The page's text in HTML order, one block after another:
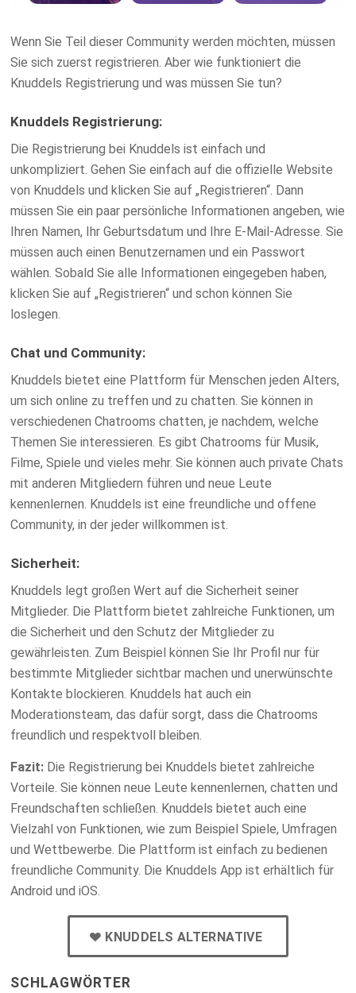
Wenn Sie Teil dieser Community werden möchten, müssen
Sie sich zuerst registrieren. Aber wie funktioniert die
Knuddels Registrierung und was müssen Sie tun?
Knuddels Registrierung:
Die Registrierung bei Knuddels ist einfach und
unkompliziert. Gehen Sie einfach auf die offizielle Website
von Knuddels und klicken Sie auf „Registrieren“. Dann
müssen Sie ein paar persönliche Informationen angeben, wie
Ihren Namen, Ihr Geburtsdatum und Ihre E-Mail-Adresse. Sie
müssen auch einen Benutzernamen und ein Passwort
wählen. Sobald Sie alle Informationen eingegeben haben,
klicken Sie auf „Registrieren“ und schon können Sie
loslegen.
Chat und Community:
Knuddels bietet eine Plattform für Menschen jeden Alters,
um sich online zu treffen und zu chatten. Sie können in
verschiedenen Chatrooms chatten, je nachdem, welche
Themen Sie interessieren. Es gibt Chatrooms für Musik,
Filme, Spiele und vieles mehr. Sie können auch private Chats
mit anderen Mitgliedern führen und neue Leute
kennenlernen. Knuddels ist eine freundliche und offene
Community, in der jeder willkommen ist.
Sicherheit:
Knuddels legt großen Wert auf die Sicherheit seiner
Mitglieder. Die Plattform bietet zahlreiche Funktionen, um
die Sicherheit und den Schutz der Mitglieder zu
gewährleisten. Zum Beispiel können Sie Ihr Profil nur für
bestimmte Mitglieder sichtbar machen und unerwünschte
Kontakte blockieren. Knuddels hat auch ein
Moderationsteam, das dafür sorgt, dass die Chatrooms
freundlich und respektvoll bleiben.
Fazit: Die Registrierung bei Knuddels bietet zahlreiche
Vorteile. Sie können neue Leute kennenlernen, chatten und
Freundschaften schließen. Knuddels bietet auch eine
Vielzahl von Funktionen, wie zum Beispiel Spiele, Umfragen
und Wettbewerbe. Die Plattform ist einfach zu bedienen
freundliche Community. Die Knuddels App ist erhältlich für
Android und iOS.
KNUDDELS ALTERNATIVE
SCHLAGWÖRTER